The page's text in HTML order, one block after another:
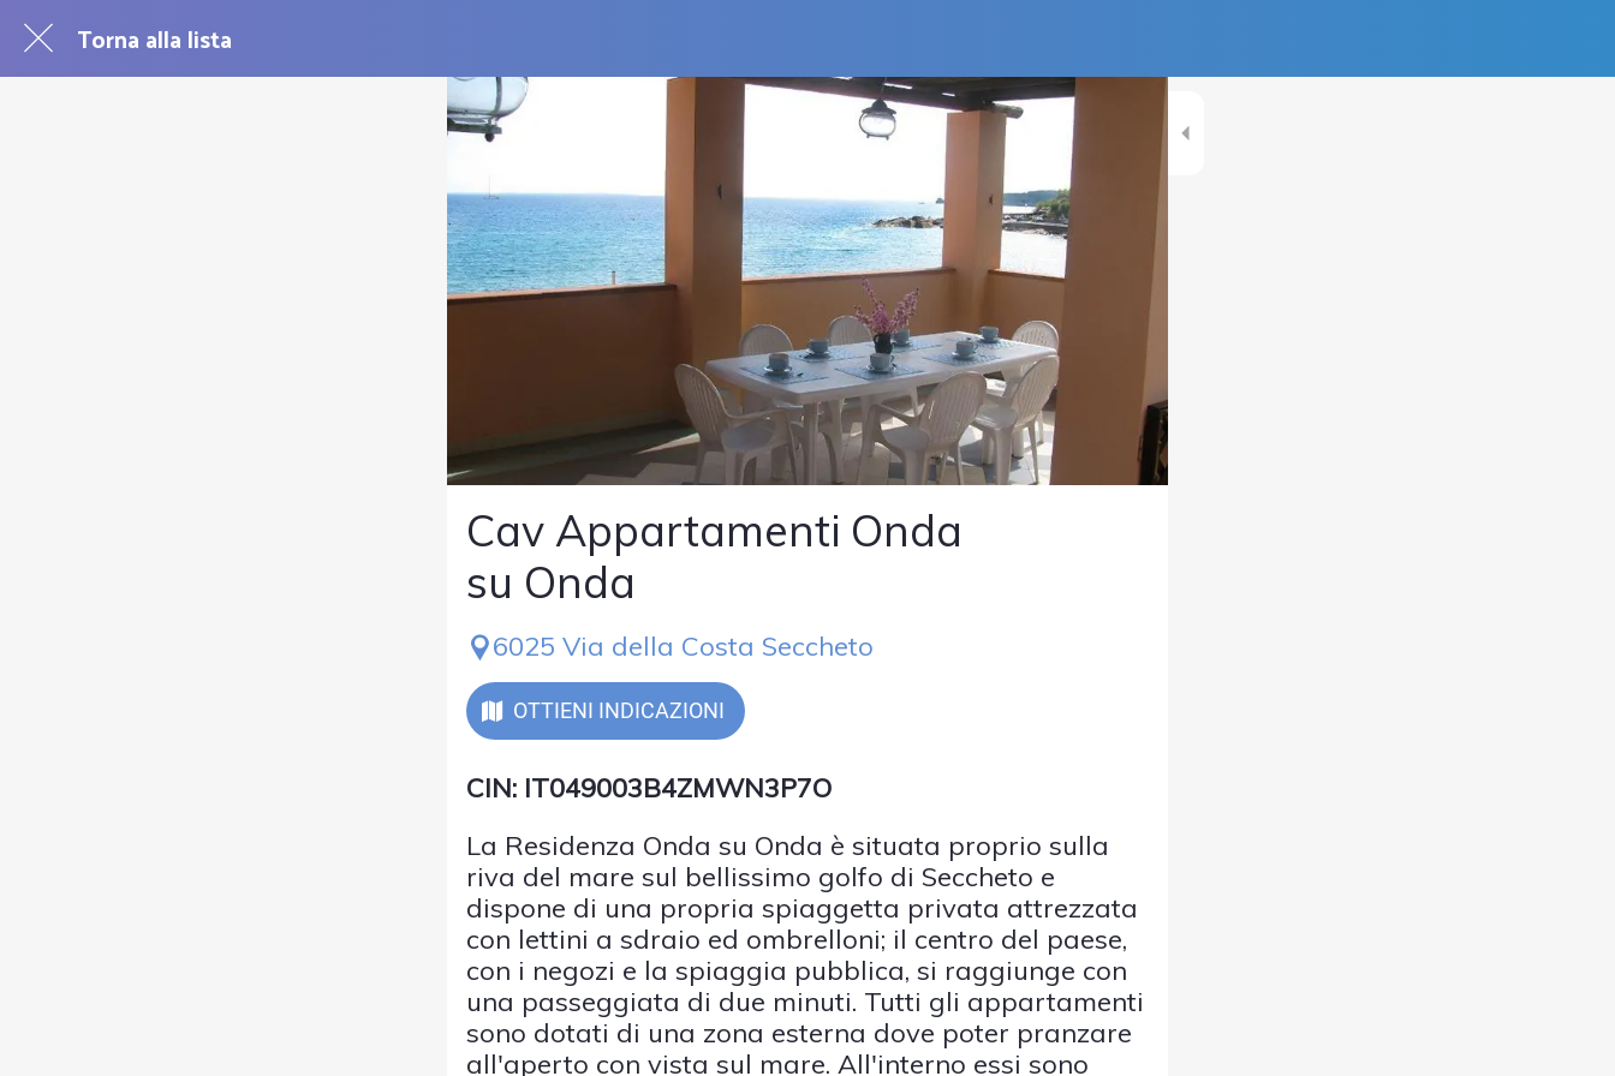
Torna alla lista
Cav Appartamenti Onda
su Onda
6025 Via della Costa Seccheto
OTTIENI INDICAZIONI
CIN: IT049003B4ZMWN3P7O
La Residenza Onda su Onda è situata proprio sulla
riva del mare sul bellissimo golfo di Seccheto e
dispone di una propria spiaggetta privata attrezzata
con lettini a sdraio ed ombrelloni; il centro del paese,
con i negozi e la spiaggia pubblica, si raggiunge con
una passeggiata di due minuti. Tutti gli appartamenti
sono dotati di una zona esterna dove poter pranzare
all'aperto con vista sul mare. All'interno essi sono